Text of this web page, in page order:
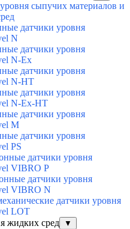
сыпучих материалов и
датчики уровня
N
датчики уровня
N-Ex
датчики уровня
N-HT
датчики уровня
N-Ex-HT
датчики уровня
M
датчики уровня
PS
датчики уровня
VIBRO P
датчики уровня
VIBRO N
датчики уровня
LOT
жидких сред
▼